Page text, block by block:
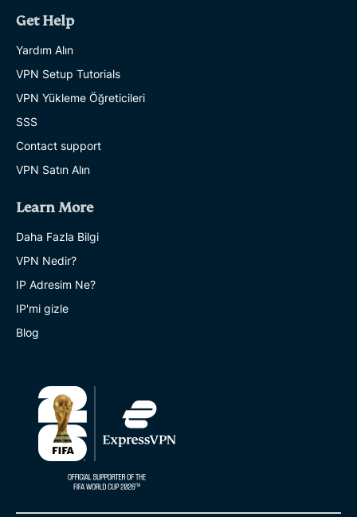
Get Help
Yardım Alın
VPN Setup Tutorials
VPN Yükleme Öğreticileri
SSS
Contact support
VPN Satın Alın
Learn More
Daha Fazla Bilgi
VPN Nedir?
IP Adresim Ne?
IP'mi gizle
Blog